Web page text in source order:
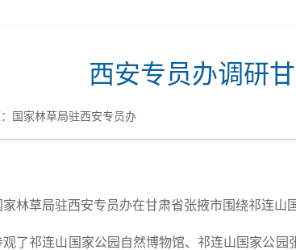
西安专员办调研
国家林草局驻西安专员办
林草局驻西安专员办在甘肃省张掖市围绕祁连山
观了祁连山国家公园自然博物馆、祁连山国家公